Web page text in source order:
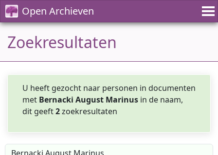
Open Archieven
Zoekresultaten
U heeft gezocht naar personen in documenten
met Bernacki August Marinus in de naam,
dit geeft2zoekresultaten